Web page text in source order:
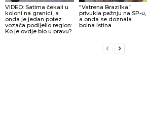
VIDEO: Satima čekali u
koloni na granici, a
onda je jedan potez
vozača podijelio region:
Ko je ovdje bio u pravu?
“Vatrena Brazilka”
privukla pažnju na SP-u,
a onda se doznala
bolna istina